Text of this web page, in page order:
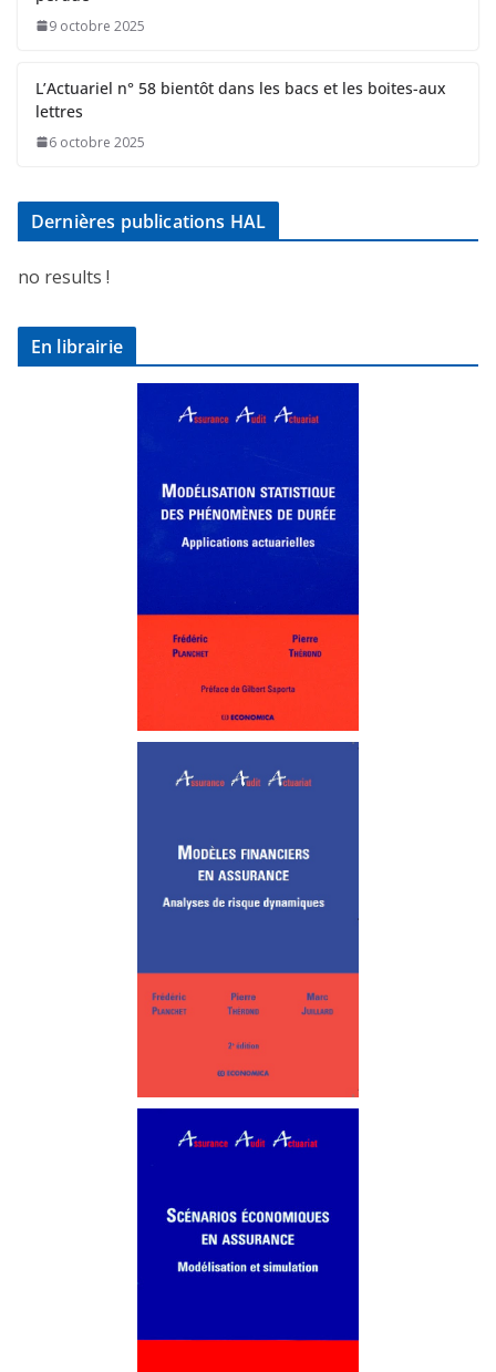
9 octobre 2025
L’Actuariel n° 58 bientôt dans les bacs et les boites-aux
lettres
6 octobre 2025
Dernières publications HAL
no results !
En librairie